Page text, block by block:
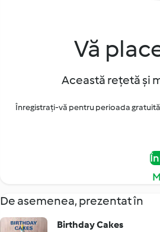
Vă
Această rețetă și
Înregistrați-vă pentru perioada
De asemenea, prezentat în
Birthday Cakes